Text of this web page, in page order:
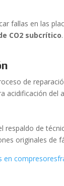
fallas en las
CO2 subcrítico
de
acidificación del
respaldo de
originales de
en